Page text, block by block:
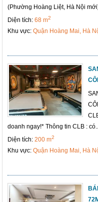
(Phường Hoàng Liệt, Hà Nội
Diện tích:68 m2
Khu vực:Quận Hoàng Mai, Hà
doanh ngay!* Thông tin CLB :
Diện tích:200 m2
Khu vực:Quận Hoàng Mai, Hà